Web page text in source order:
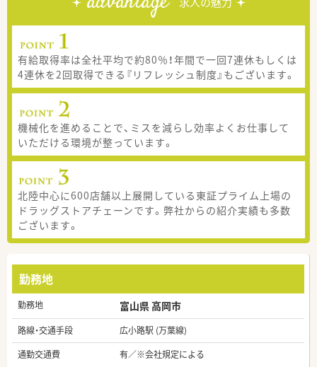
有給取得率は全社平均で約80％！年間で一回7連休もしくは
4連休を2回取得できる『リフレッシュ制度』もございます。
機械化を進めることで、ミスを減らし効率よくお仕事して
いただける環境が整っています。
北陸中心に600店舗以上展開している東証プライム上場の
ドラッグストアチェーンです。弊社からの紹介実績も多数
ございます。
勤務地
勤務地 富山県 高岡市
路線・交通手段
広小路駅 (万葉線)
通勤交通費
有／※会社規定による